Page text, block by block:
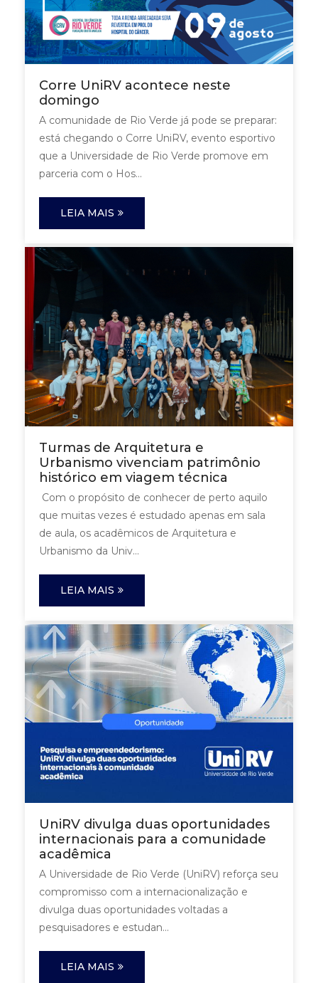
Corre UniRV acontece neste
domingo
A comunidade de Rio Verde já pode se preparar:
está chegando o Corre UniRV, evento esportivo
que a Universidade de Rio Verde promove em
parceria com o Hos...
LEIA MAIS
Turmas de Arquitetura e
Urbanismo vivenciam patrimônio
histórico em viagem técnica
Com o propósito de conhecer de perto aquilo
que muitas vezes é estudado apenas em sala
de aula, os acadêmicos de Arquitetura e
Urbanismo da Univ...
LEIA MAIS
UniRV divulga duas oportunidades
internacionais para a comunidade
acadêmica
A Universidade de Rio Verde (UniRV) reforça seu
compromisso com a internacionalização e
divulga duas oportunidades voltadas a
pesquisadores e estudan...
LEIA MAIS